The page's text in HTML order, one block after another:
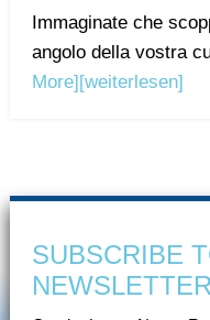
Immaginate che
angolo della vostra
More][weiterlesen]
SUBSCRIBE
NEWSLETTER